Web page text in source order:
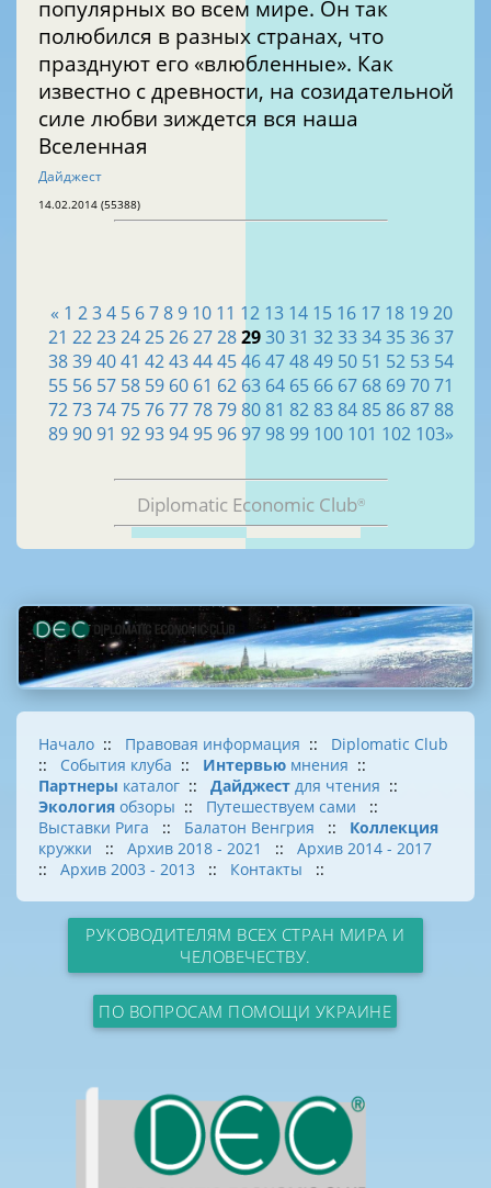
популярных во всем мире. Он так
полюбился в разных странах, что
празднуют его «влюбленные». Как
известно с древности, на созидательной
силе любви зиждется вся наша
Вселенная
Дайджест
14.02.2014 (55388)
« 1 2 3 4 5 6 7 8 9 10 11 12 13 14 15 16 17 18 19 20
21 22232425262728293031 323334353637
38394041 4243444546474849 50 51 52 53 54
55 56 57 58 59 60 61 62 63 64 65 66 67 68 697071
727374757677787980 81 82 83 84 85 86 87 88
899091 929394959697 98 99 100 101 102 103»
Diplomatic Economic Club®
Начало :: Правовая информация :: Diplomatic Club
:: События клуба :: Интервью мнения ::
Партнеры каталог :: Дайджест для чтения ::
Экология обзоры :: Путешествуем сами
::
Выставки Рига
:: Балатон Венгрия :: Коллекция
кружки
:: Архив 2018 - 2021 :: Архив 2014 - 2017
:: Архив 2003 - 2013 :: Контакты ::
РУКОВОДИТЕЛЯМ ВСЕХ СТРАН МИРА И
ЧЕЛОВЕЧЕСТВУ.
ПО ВОПРОСАМ ПОМОЩИ УКРАИНЕ